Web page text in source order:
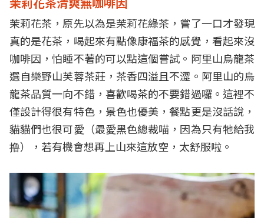
茉莉花茶，原先以為是茉莉花綠茶，嘗了一口才發現
真的是花茶，喝起來有點像康福茶的感覺，看起來沒
咖啡因，怕睡不著的可以點這個嘗試。阿里山烏龍茶
選自樂野山芙蓉茶莊，茶香四溢且不澀。阿里山的烏
龍茶品質一向不錯，喜歡喝茶的不要錯過囉。這裡不
僅設計得很有特色，景色也優美，餐點更是沒話說，
貓貓們也很可愛（最愛黑色總裁喵，因為只有牠給我
撸），若有機會想再上山來這放空，太舒服啦。